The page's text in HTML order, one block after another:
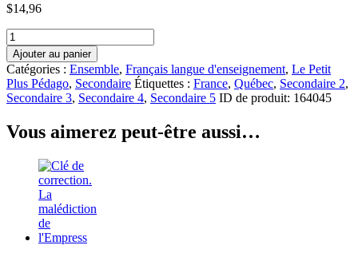
$14,96
quantité
de
Ensemble
Carnet
d'enquête
du
et
corrigé
Ajouter au panier
Catégories : Ensemble, Français langue d'enseignement, Le Petit
Plus Pédago, Secondaire Étiquettes : France, Québec, Secondaire 2,
Secondaire 3, Secondaire 4, Secondaire 5 ID de produit: 164045
Vous aimerez peut-être aussi…